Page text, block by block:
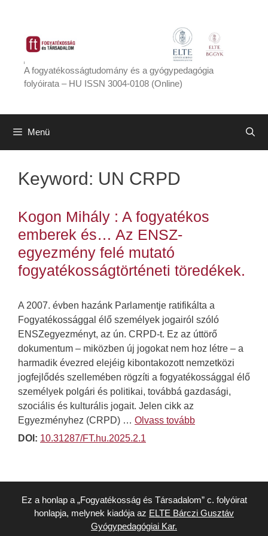
tartalomba
A fogyatékosságtudomány és a gyógypedagógia
folyóirata – HU ISSN 3004-0108 (Online)
Menü
Keyword: UN CRPD
Kogon Mihály : A fogyatékos
emberek és… Az ENSZ-
egyezmény felé mutató
fogyatékosságtörténeti töredékek.
A 2007. évben hazánk Parlamentje ratifikálta a
Fogyatékossággal élő személyek jogairól szóló
ENSZegyezményt, az ún. CRPD-t. Ez az úttörő
dokumentum – miközben új jogokat nem hoz létre – a
harmadik évezred elejéig kibontakozott nemzetközi
jogfejlődés szellemében rögzíti a fogyatékossággal élő
személyek polgári és politikai, továbbá gazdasági,
szociális és kulturális jogait. Jelen cikk az
Egyezményhez (CRPD) … Olvass tovább
DOI: 10.31287/FT.hu.2025.2.1
Ez a honlap a „Fogyatékosság és Társadalom” c. folyóirat
honlapja, melynek kiadója az ELTE Bárczi Gusztáv
Gyógypedagógiai Kar.